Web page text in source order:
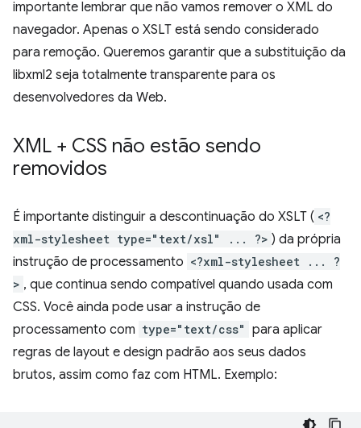
importante lembrar que não vamos remover o XML do
navegador. Apenas o XSLT está sendo considerado
para remoção. Queremos garantir que a substituição da
libxml2 seja totalmente transparente para os
desenvolvedores da Web.
XML + CSS não estão sendo
removidos
É importante distinguir a descontinuação do XSLT ( <?
xml-stylesheet type="text/xsl" ... ?> ) da própria
instrução de processamento <?xml-stylesheet ... ?
> , que continua sendo compatível quando usada com
CSS. Você ainda pode usar a instrução de
processamento com type="text/css" para aplicar
regras de layout e design padrão aos seus dados
brutos, assim como faz com HTML. Exemplo: